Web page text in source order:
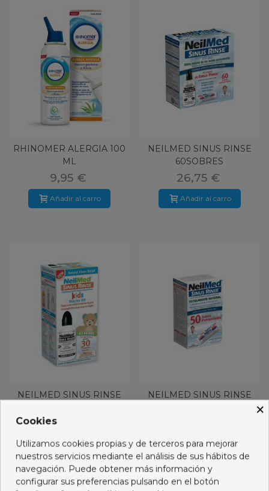
RHINOMER ALERGIA 100
ML
9,95 €
Añadir al carro
NEILMED SINUS RINSE
60SOBRES
26,75 €
Añadir al carro
NEILMED SINUS RINSE
20,95 €
Añadir al carro
NEILMED SINUS RINSE
Añadir al carro
×
Cookies
Utilizamos cookies propias y de terceros para mejorar
nuestros servicios mediante el análisis de sus hábitos de
navegación. Puede obtener más información y
configurar sus preferencias pulsando en el botón